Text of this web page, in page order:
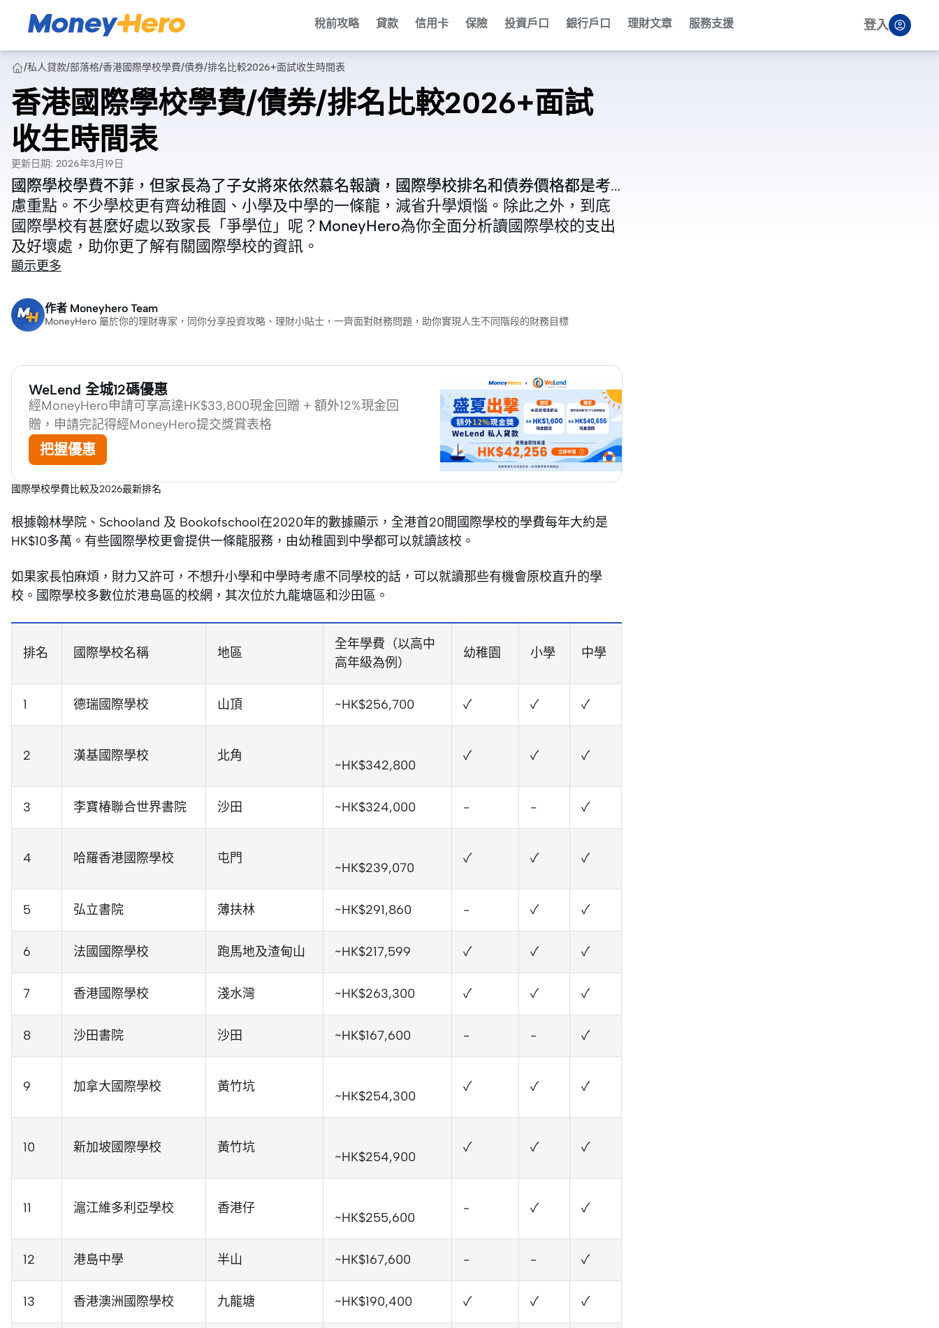
稅前攻略 貸款 信用卡 保險 投資戶口 銀行戶口 理財文章 服務支援 登入
/私人貸款/部落格/香港國際學校學費/債券/排名比較2026+面試收生時間表
香港國際學校學費/債券/排名比較2026+面試
收生時間表
更新日期: 2026年3月19日
國際學校學費不菲，但家長為了子女將來依然慕名報讀，國際學校排名和債券價格都是考
慮重點。不少學校更有齊幼稚園、小學及中學的一條龍，減省升學煩惱。除此之外，到底
國際學校有甚麼好處以致家長「爭學位」呢？MoneyHero為你全面分析讀國際學校的支出
及好壞處，助你更了解有關國際學校的資訊。
國際學校學費不菲，但家長為了子女將來依然慕名報讀，國際學校排名和債券價格都是考
慮重點。不少學校更有齊幼稚園、小學及中學的一條龍，減省升學煩惱。除此之外，到底
國際學校有甚麼好處以致家長「爭學位」呢？MoneyHero為你全面分析讀國際學校的支出
及好壞處，助你更了解有關國際學校的資訊。
顯示更多
作者 Moneyhero Team
MoneyHero 屬於你的理財專家，同你分享投資攻略、理財小貼士，一齊面對財務問題，助你實現人生不同階段的財務目標
WeLend 全城12碼優惠
經MoneyHero申請可享高達HK$33,800現金回贈 + 額外12%現金回
贈，申請完記得經MoneyHero提交獎賞表格
把握優惠
國際學校學費比較及2026最新排名
根據翰林學院、Schooland 及 Bookofschool在2020年的數據顯示，全港首20間國際學校的學費每年大約是
HK$10多萬。有些國際學校更會提供一條龍服務，由幼稚園到中學都可以就讀該校。
如果家長怕麻煩，財力又許可，不想升小學和中學時考慮不同學校的話，可以就讀那些有機會原校直升的學
校。國際學校多數位於港島區的校網，其次位於九龍塘區和沙田區。
排名 國際學校名稱 地區
全年學費（以高中
高年級為例）
幼稚園 小學 中學
1 德瑞國際學校 山頂 ~HK$256,700 ✓ ✓ ✓
2 漢基國際學校 北角
~HK$342,800
✓ ✓ ✓
3 李寶椿聯合世界書院 沙田 ~HK$324,000 - - ✓
4 哈羅香港國際學校 屯門
~HK$239,070
✓ ✓ ✓
5 弘立書院 薄扶林 ~HK$291,860 - ✓ ✓
6 法國國際學校 跑馬地及渣甸山 ~HK$217,599 ✓ ✓ ✓
7 香港國際學校 淺水灣 ~HK$263,300 ✓ ✓ ✓
8 沙田書院 沙田 ~HK$167,600 - - ✓
9 加拿大國際學校 黃竹坑
~HK$254,300
✓ ✓ ✓
10 新加坡國際學校 黃竹坑
~HK$254,900
✓ ✓ ✓
11 滬江維多利亞學校 香港仔
~HK$255,600
- ✓ ✓
12 港島中學 半山 ~HK$167,600 - - ✓
13 香港澳洲國際學校 九龍塘 ~HK$190,400 ✓ ✓ ✓